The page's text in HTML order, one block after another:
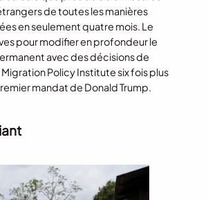
de toutes les manières
en seulement quatre mois. Le
pour modifier en profondeur le
avec des décisions de
Policy Institute six fois plus
mandat de Donald Trump.